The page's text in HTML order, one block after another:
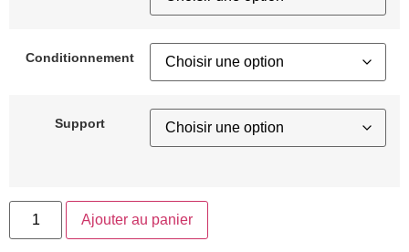
Conditionnement
Support
Ajouter au panier